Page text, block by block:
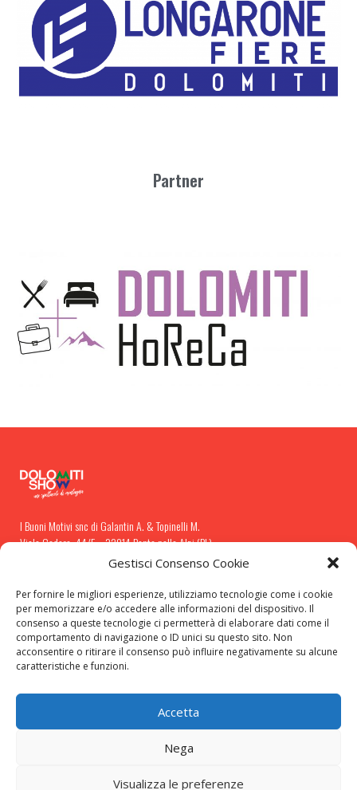
Gestisci Consenso Cookie
Per fornire le migliori esperienze, utilizziamo tecnologie come i cookie
per memorizzare e/o accedere alle informazioni del dispositivo. Il
consenso a queste tecnologie ci permetterà di elaborare dati come il
comportamento di navigazione o ID unici su questo sito. Non
acconsentire o ritirare il consenso può influire negativamente su alcune
caratteristiche e funzioni.
Accetta
Nega
Visualizza le preferenze
Partner
I Buoni Motivi snc di Galantin A. & Topinelli M.
Viale Cadore, 44/F – 32014 Ponte nelle Alpi (BL)
ORGANIZZAZIONE